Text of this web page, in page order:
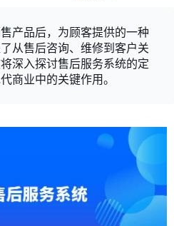
产品后，为顾客提供的一种
从售后咨询、维修到客户关
深入探讨售后服务系统的定
商业中的关键作用。